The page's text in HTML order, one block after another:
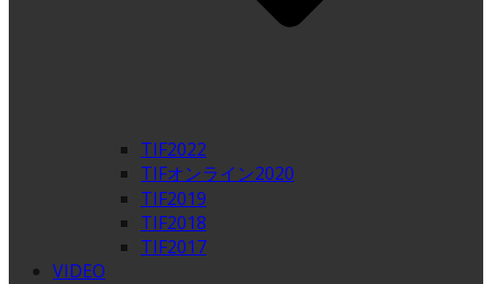
TIF2022
TIFオンライン2020
TIF2019
TIF2018
TIF2017
VIDEO